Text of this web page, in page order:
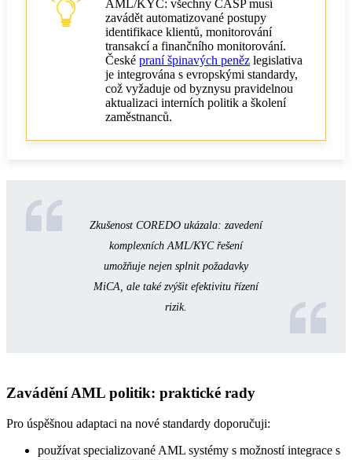
AML/KYC: všechny CASP musí
zavádět automatizované postupy
identifikace klientů, monitorování
transakcí a finančního monitorování.
České praní špinavých peněz legislativa
je integrována s evropskými standardy,
což vyžaduje od byznysu pravidelnou
aktualizaci interních politik a školení
zaměstnanců.
Zkušenost COREDO ukázala: zavedení
komplexních AML/KYC řešení
umožňuje nejen splnit požadavky
MiCA, ale také zvýšit efektivitu řízení
rizik.
Zavádění AML politik: praktické rady
Pro úspěšnou adaptaci na nové standardy doporučuji:
používat specializované AML systémy s možností integrace s